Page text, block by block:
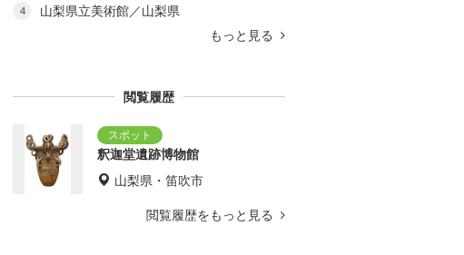
4
山梨県立美術館／山梨県
もっと見る
閲覧履歴
釈迦堂遺跡博物館
山梨県・笛吹市
閲覧履歴をもっと見る